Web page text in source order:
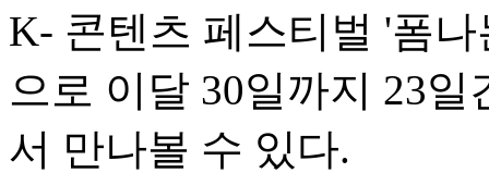
K- 콘텐츠 페스티벌 '폼
으로 이달 30일까지 23
서 만나볼 수 있다.